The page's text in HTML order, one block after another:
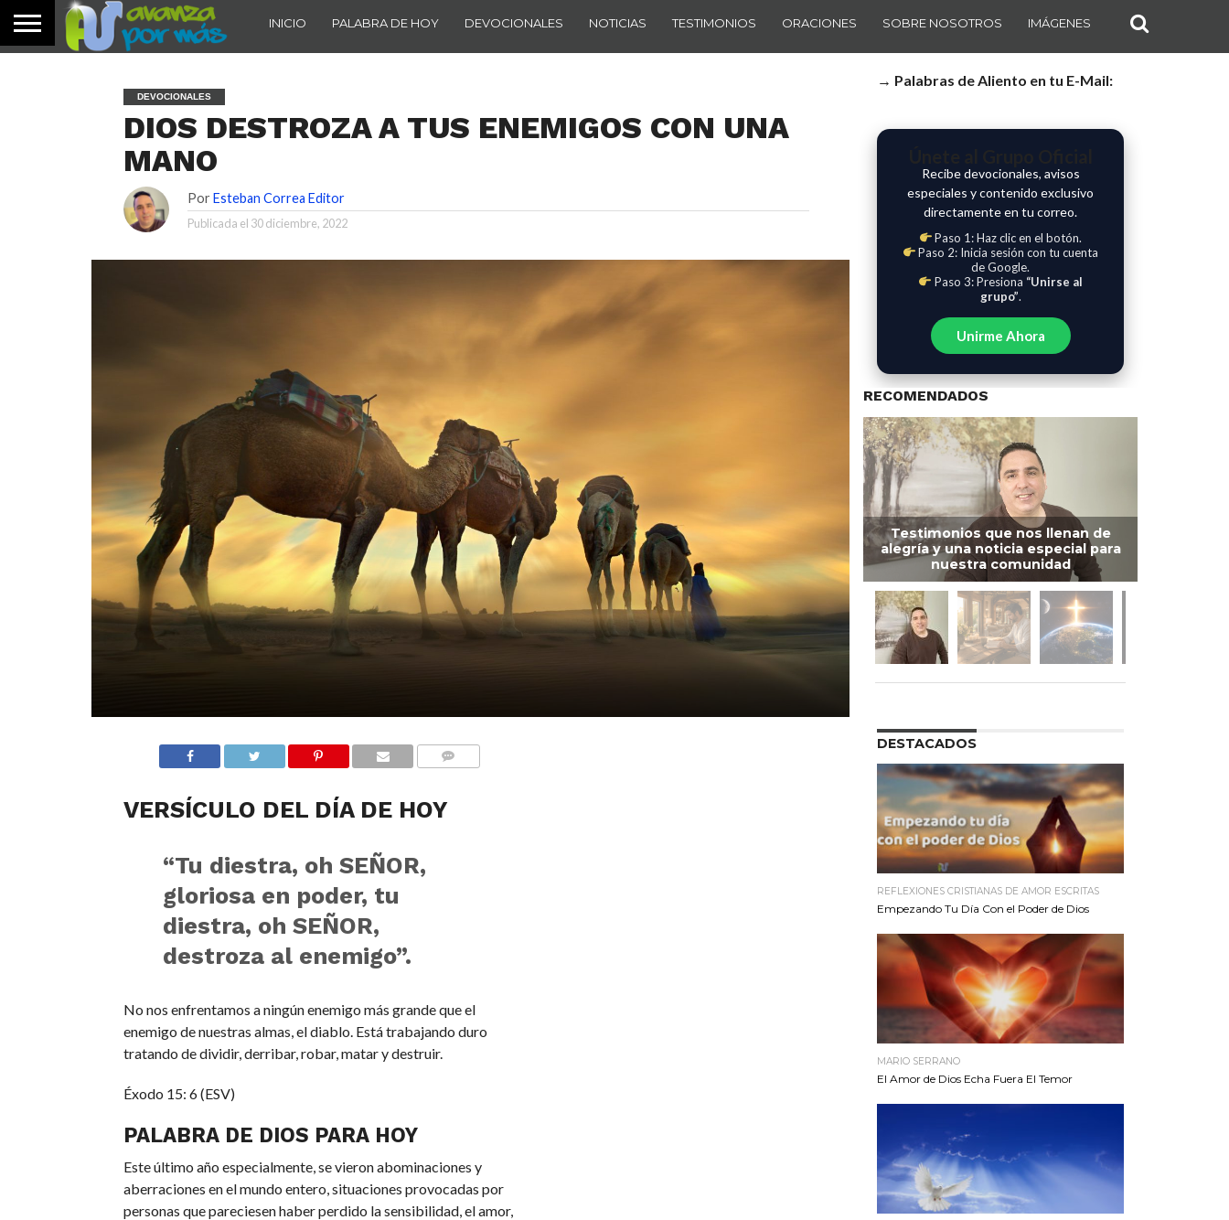
INICIO PALABRA DE HOY DEVOCIONALES NOTICIAS TESTIMONIOS ORACIONES SOBRE NOSOTROS IMÁGENES
DEVOCIONALES
DIOS DESTROZA A TUS ENEMIGOS CON UNA
MANO
Por Esteban Correa Editor
Publicada el 30 diciembre, 2022
VERSÍCULO DEL DÍA DE HOY
“Tu diestra, oh SEÑOR,
gloriosa en poder, tu
diestra, oh SEÑOR,
destroza al enemigo”.
No nos enfrentamos a ningún enemigo más grande que el
enemigo de nuestras almas, el diablo. Está trabajando duro
tratando de dividir, derribar, robar, matar y destruir.
Éxodo 15: 6 (ESV)
PALABRA DE DIOS PARA HOY
Este último año especialmente, se vieron abominaciones y
aberraciones en el mundo entero, situaciones provocadas por
personas que pareciesen haber perdido la sensibilidad, el amor,
→ Palabras de Aliento en tu E-Mail:
Recibe devocionales, avisos
especiales y contenido exclusivo
directamente en tu correo.
Paso 1: Haz clic en el botón.
Paso 2: Inicia sesión con tu cuenta
de Google.
Paso 3: Presiona “Unirse al
grupo”.
Unirme Ahora
RECOMENDADOS
Testimonios que nos llenan de
alegría y una noticia especial para
nuestra comunidad
DESTACADOS
REFLEXIONES CRISTIANAS DE AMOR ESCRITAS
Empezando Tu Día Con el Poder de Dios
MARIO SERRANO
El Amor de Dios Echa Fuera El Temor